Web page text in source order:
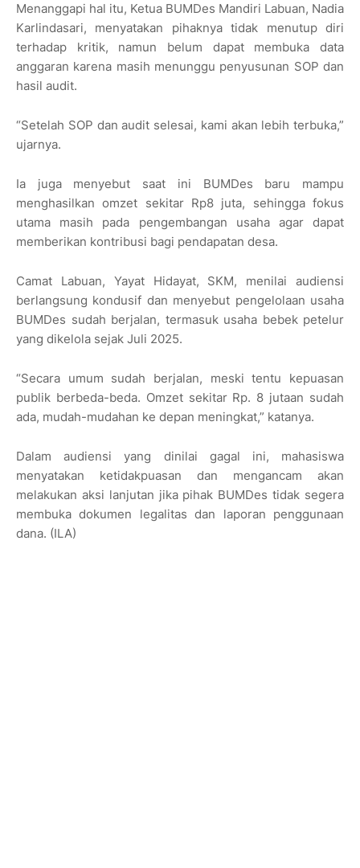
Menanggapi hal itu, Ketua BUMDes Mandiri Labuan, Nadia
Karlindasari, menyatakan pihaknya tidak menutup diri
terhadap kritik, namun belum dapat membuka data
anggaran karena masih menunggu penyusunan SOP dan
hasil audit.
“Setelah SOP dan audit selesai, kami akan lebih terbuka,”
ujarnya.
Ia juga menyebut saat ini BUMDes baru mampu
menghasilkan omzet sekitar Rp8 juta, sehingga fokus
utama masih pada pengembangan usaha agar dapat
memberikan kontribusi bagi pendapatan desa.
Camat Labuan, Yayat Hidayat, SKM, menilai audiensi
berlangsung kondusif dan menyebut pengelolaan usaha
BUMDes sudah berjalan, termasuk usaha bebek petelur
yang dikelola sejak Juli 2025.
“Secara umum sudah berjalan, meski tentu kepuasan
publik berbeda-beda. Omzet sekitar Rp. 8 jutaan sudah
ada, mudah-mudahan ke depan meningkat,” katanya.
Dalam audiensi yang dinilai gagal ini, mahasiswa
menyatakan ketidakpuasan dan mengancam akan
melakukan aksi lanjutan jika pihak BUMDes tidak segera
membuka dokumen legalitas dan laporan penggunaan
dana. (ILA)